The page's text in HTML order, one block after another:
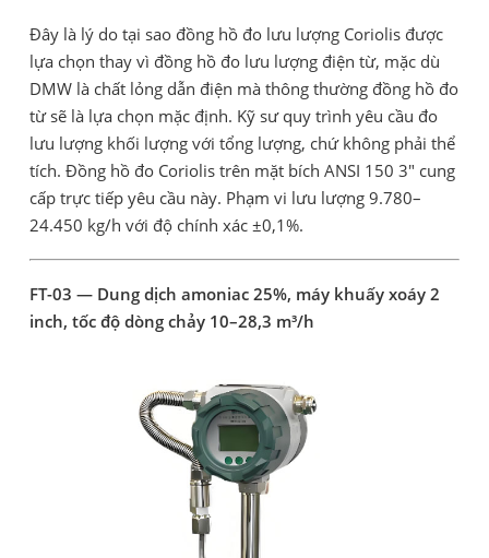
Đây là lý do tại sao đồng hồ đo lưu lượng Coriolis được
lựa chọn thay vì đồng hồ đo lưu lượng điện từ, mặc dù
DMW là chất lỏng dẫn điện mà thông thường đồng hồ đo
từ sẽ là lựa chọn mặc định. Kỹ sư quy trình yêu cầu đo
lưu lượng khối lượng với tổng lượng, chứ không phải thể
tích. Đồng hồ đo Coriolis trên mặt bích ANSI 150 3" cung
cấp trực tiếp yêu cầu này. Phạm vi lưu lượng 9.780–
24.450 kg/h với độ chính xác ±0,1%.
FT-03 — Dung dịch amoniac 25%, máy khuấy xoáy 2
inch, tốc độ dòng chảy 10–28,3 m³/h